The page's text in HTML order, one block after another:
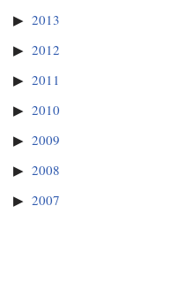
2013
2012
2011
2010
2009
2008
2007